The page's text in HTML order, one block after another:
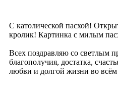
С католической пасхой!
кролик! Картинка с милым
Всех поздравляю со светлым
благополучия, достатка,
любви и долгой жизни во всём